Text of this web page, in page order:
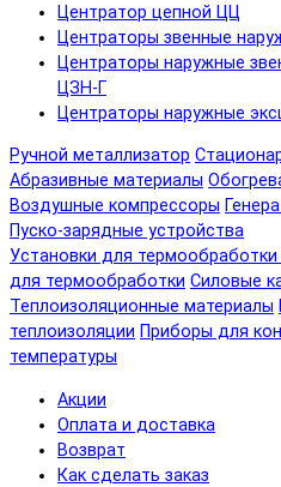
Центратор цепной ЦЦ
Центраторы звенные
Центраторы наружные
ЦЗН-Г
Центраторы наружные
Ручной металлизатор
Абразивные материалы
Воздушные компрессоры
Пуско-зарядные устройства
Установки для
для термообработки Силовые
Теплоизоляционные материалы
теплоизоляции Приборы для
температуры
Акции
Оплата и доставка
Возврат
Как сделать заказ